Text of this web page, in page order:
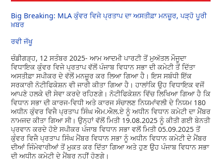
Big Breaking: MLA ਕੁੰਵਰ ਵਿਜੇ ਪ੍ਰਤਾਪ ਦਾ ਅਸਤੀਫ਼ਾ ਮਨਜ਼ੂਰ, ਪੜ੍ਹੋ ਪੂਰੀ
ਖ਼ਬਰ
ਰਵੀ ਜੱਖੂ
ਚੰਡੀਗੜ੍ਹ, 12 ਸਤੰਬਰ 2025- ਆਮ ਆਦਮੀ ਪਾਰਟੀ ਤੋਂ ਮੁਅੱਤਲ ਮੌਜੂਦਾ
ਵਿਧਾਇਕ ਕੁੰਵਰ ਵਿਜੇ ਪ੍ਰਤਾਪ ਵੱਲੋਂ ਪੰਜਾਬ ਵਿਧਾਨ ਸਭਾ ਦੀ ਕਮੇਟੀ ਤੋਂ ਦਿੱਤਾ
ਅਸਤੀਫ਼ਾ ਸਪੀਕਰ ਦੇ ਵੱਲੋਂ ਮਨਜ਼ੂਰ ਕਰ ਲਿਆ ਗਿਆ ਹੈ। ਇਸ ਸਬੰਧੀ ਇੱਕ
ਸਰਕਾਰੀ ਨੋਟੀਫਿਕੇਸ਼ਨ ਵੀ ਜਾਰੀ ਕੀਤਾ ਗਿਆ ਹੈ। ਹਾਲਾਂਕਿ ਉਹ ਵਿਧਾਇਕ ਵਜੋਂ
ਆਪਣੇ ਹਲਕੇ ਦੀ ਸੇਵਾ ਕਰਦੇ ਰਹਿਣਗੇ। ਨੋਟੀਫਿਕੇਸ਼ਨ ਵਿੱਚ ਲਿਖਿਆ ਗਿਆ ਹੈ ਕਿ
ਵਿਧਾਨ ਸਭਾ ਦੀ ਕਾਰਜ-ਵਿਧੀ ਅਤੇ ਕਾਰਜ ਸੰਚਾਲਣ ਨਿਯਮਾਂਵਲੀ ਦੇ ਨਿਯਮ 180
ਅਧੀਨ ਕੁੰਵਰ ਵਿਜੈ ਪ੍ਰਤਾਪ ਸਿੰਘ ਐਮ.ਐਲ.ਏ ਨੂੰ ਅਧੀਨ ਵਿਧਾਨ ਕਮੇਟੀ ਦਾ ਮੈਂਬਰ
ਨਾਮਜਦ ਕੀਤਾ ਗਿਆ ਸੀ। ਉਨ੍ਹਾਂ ਵੱਲੋਂ ਮਿਤੀ 19.08.2025 ਨੂੰ ਕੀਤੀ ਗਈ ਬੇਨਤੀ
ਪ੍ਰਵਾਨ ਕਰਦੇ ਹੋਏ ਸਪੀਕਰ ਪੰਜਾਬ ਵਿਧਾਨ ਸਭਾ ਵਲੋਂ ਮਿਤੀ 05.09.2025 ਤੋਂ
ਕੁੰਵਰ ਵਿਜੈ ਪ੍ਰਤਾਪ ਸਿੰਘ ਮੈਂਬਰ ਵਿਧਾਨ ਸਭਾ ਨੂੰ ਅਧੀਨ ਵਿਧਾਨ ਕਮੇਟੀ ਦੇ ਮੈਂਬਰ
ਦੀਆਂ ਜਿੰਮੇਵਾਰੀਆਂ ਤੋਂ ਮੁਕਤ ਕਰ ਦਿੱਤਾ ਗਿਆ ਅਤੇ ਹੁਣ ਉਹ ਪੰਜਾਬ ਵਿਧਾਨ ਸਭਾ
ਦੀ ਅਧੀਨ ਕਮੇਟੀ ਦੇ ਮੈਂਬਰ ਨਹੀਂ ਹੋਣਗੇ।